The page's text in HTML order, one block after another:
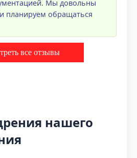
Мы довольны
планируем обращаться
все отзывы
нашего